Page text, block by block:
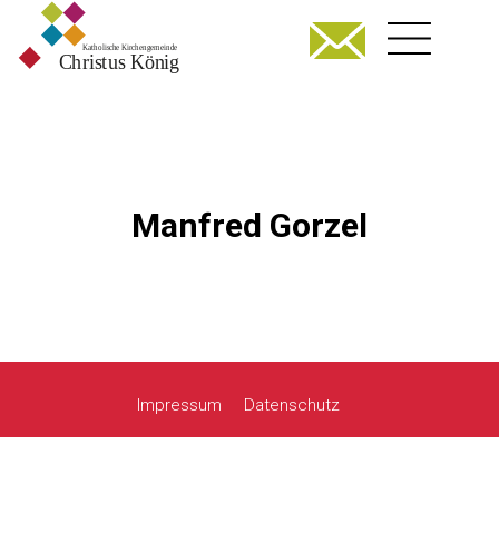
Manfred Gorzel
Impressum Datenschutz